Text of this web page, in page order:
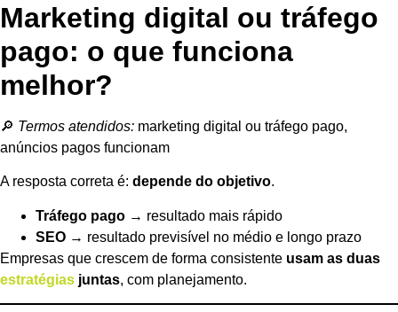
Marketing digital ou tráfego
pago: o que funciona
melhor?
🔎 Termos atendidos: marketing digital ou tráfego pago,
anúncios pagos funcionam
A resposta correta é: depende do objetivo.
Tráfego pago → resultado mais rápido
SEO → resultado previsível no médio e longo prazo
Empresas que crescem de forma consistente usam as duas
estratégias juntas, com planejamento.